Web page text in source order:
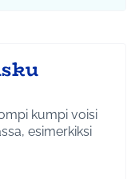
kumpi voisi
esimerkiksi